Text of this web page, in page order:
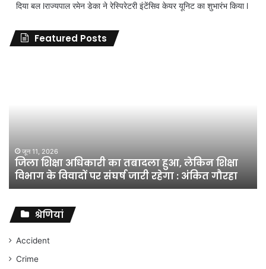
दिया बल lराज्यपाल रमेन डेका ने रेस्पिरेटरी इंटेंसिव केयर यूनिट का शुभारंभ किया l
Featured Posts
शिक्षा
विभाग
विवादों
संघर्ष
जारी
रहेगा
अंकित
जून 11, 2026
जिला शिक्षा अधिकारी का तबादला हुआ, लेकिन शिक्षा
विभाग के विवादों पर संघर्ष जारी रहेगा : अंकित गौरहा
श्रेणियां
Accident
Crime